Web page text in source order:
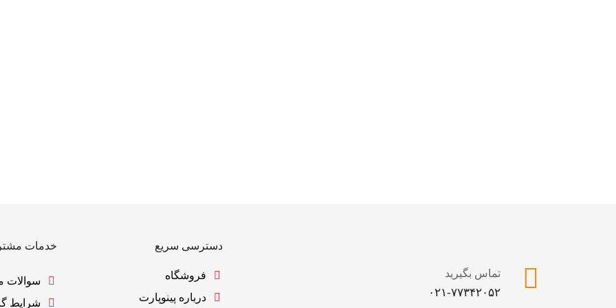
تماس بگیرید
۰۲۱-۷۷۳۴۲۰۵۲
دسترسی سریع
فروشگاه
درباره پینوپارت
خدمات
سوالات
شرایط